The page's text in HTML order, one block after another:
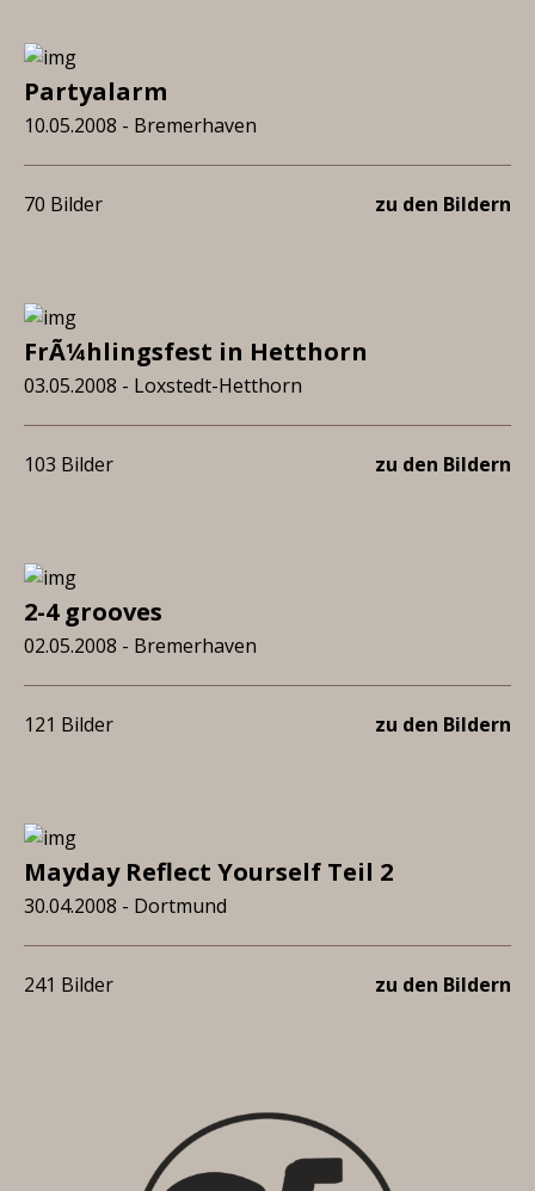
Partyalarm
10.05.2008 - Bremerhaven
70 Bilder zu den Bildern
FrÃ¼hlingsfest in Hetthorn
03.05.2008 - Loxstedt-Hetthorn
103 Bilder zu den Bildern
2-4 grooves
02.05.2008 - Bremerhaven
121 Bilder zu den Bildern
Mayday Reflect Yourself Teil 2
30.04.2008 - Dortmund
241 Bilder zu den Bildern